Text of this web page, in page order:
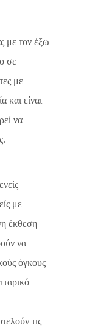
με τον έξω
σε
με
και είναι
να
με
έκθεση
να
όγκους
τις